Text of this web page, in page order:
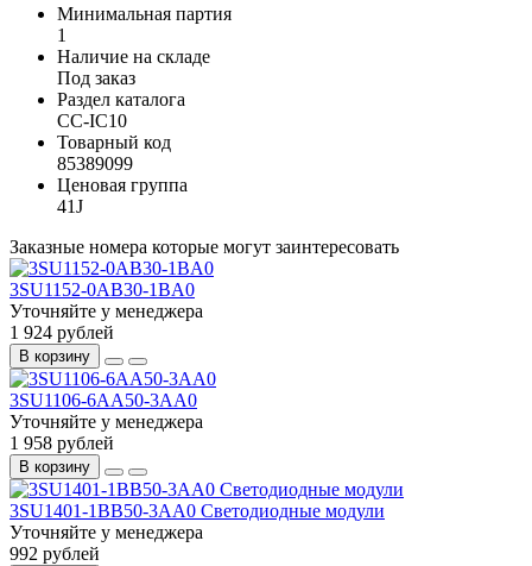
Минимальная партия
1
Наличие на складе
Под заказ
Раздел каталога
CC-IC10
Товарный код
85389099
Ценовая группа
41J
Заказные номера которые могут заинтересовать
3SU1152-0AB30-1BA0
Уточняйте у менеджера
1 924 рублей
В корзину
3SU1106-6AA50-3AA0
Уточняйте у менеджера
1 958 рублей
В корзину
3SU1401-1BB50-3AA0 Светодиодные модули
Уточняйте у менеджера
992 рублей